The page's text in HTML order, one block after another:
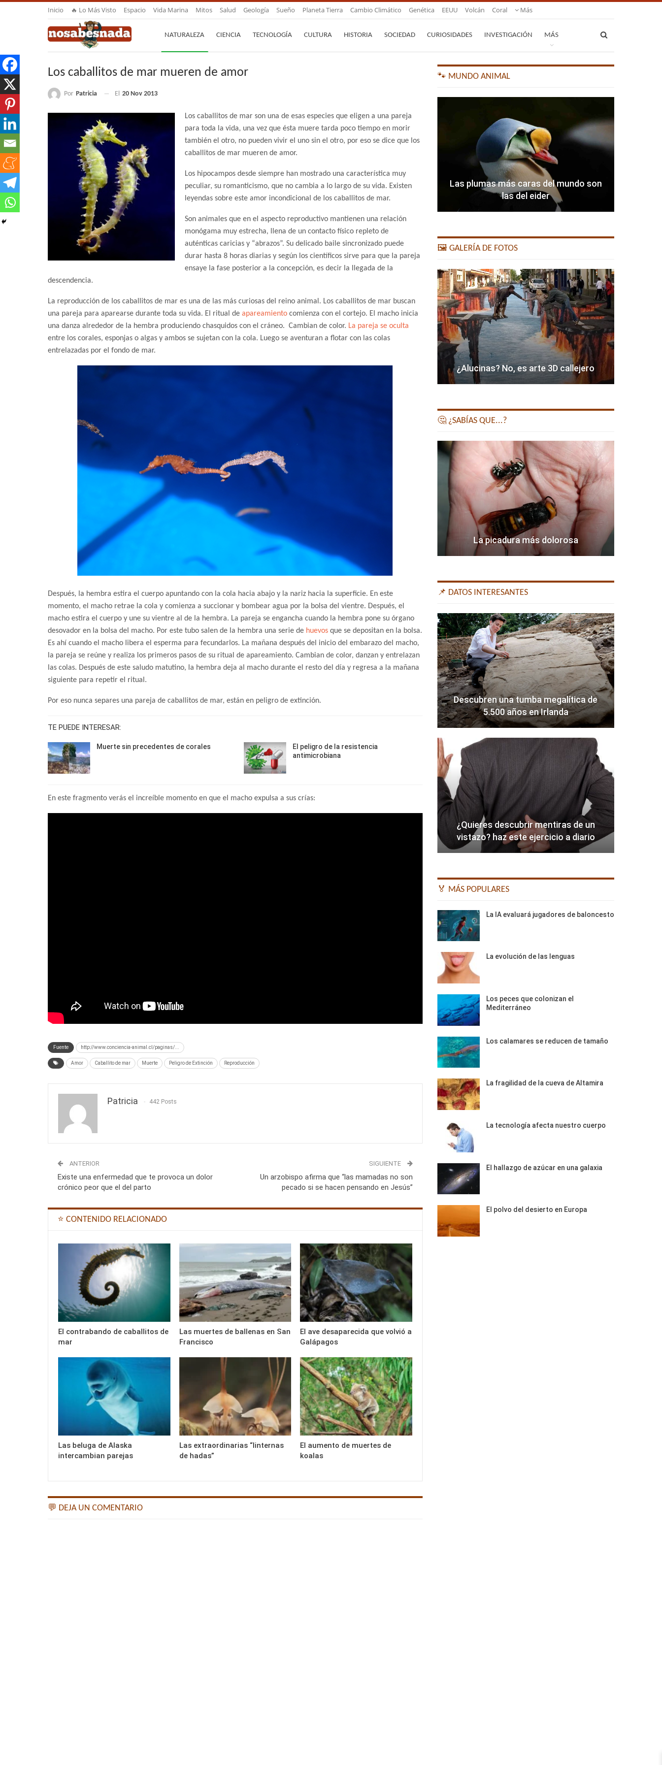
Inicio 🔥 Lo Más Visto Espacio Vida Marina Mitos Salud Geología Sueño Planeta Tierra Cambio Climático Genética EEUU Volcán Coral Más
NATURALEZA CIENCIA TECNOLOGÍA CULTURA HISTORIA SOCIEDAD CURIOSIDADES INVESTIGACIÓN MÁS
Los caballitos de mar mueren de amor
Por Patricia El 20 Nov 2013
Los caballitos de mar son una de esas especies que eligen a una pareja
para toda la vida, una vez que ésta muere tarda poco tiempo en morir
también el otro, no pueden vivir el uno sin el otro, por eso se dice que los
caballitos de mar mueren de amor.
Los hipocampos desde siempre han mostrado una característica muy
peculiar, su romanticismo, que no cambia a lo largo de su vida. Existen
leyendas sobre este amor incondicional de los caballitos de mar.
Son animales que en el aspecto reproductivo mantienen una relación
monógama muy estrecha, llena de un contacto físico repleto de
auténticas caricias y “abrazos”. Su delicado baile sincronizado puede
durar hasta 8 horas diarias y según los científicos sirve para que la pareja
ensaye la fase posterior a la concepción, es decir la llegada de la
descendencia.
La reproducción de los caballitos de mar es una de las más curiosas del reino animal. Los caballitos de mar buscan
una pareja para aparearse durante toda su vida. El ritual de apareamiento comienza con el cortejo. El macho inicia
una danza alrededor de la hembra produciendo chasquidos con el cráneo. Cambian de color. La pareja se oculta
entre los corales, esponjas o algas y ambos se sujetan con la cola. Luego se aventuran a flotar con las colas
entrelazadas por el fondo de mar.
Después, la hembra estira el cuerpo apuntando con la cola hacia abajo y la nariz hacia la superficie. En este
momento, el macho retrae la cola y comienza a succionar y bombear agua por la bolsa del vientre. Después, el
macho estira el cuerpo y une su vientre al de la hembra. La pareja se engancha cuando la hembra pone su órgano
desovador en la bolsa del macho. Por este tubo salen de la hembra una serie de huevos que se depositan en la bolsa.
Es ahí cuando el macho libera el esperma para fecundarlos. La mañana después del inicio del embarazo del macho,
la pareja se reúne y realiza los primeros pasos de su ritual de apareamiento. Cambian de color, danzan y entrelazan
las colas. Después de este saludo matutino, la hembra deja al macho durante el resto del día y regresa a la mañana
siguiente para repetir el ritual.
Por eso nunca separes una pareja de caballitos de mar, están en peligro de extinción.
TE PUEDE INTERESAR:
Muerte sin precedentes de corales
El peligro de la resistencia
antimicrobiana
En este fragmento verás el increíble momento en que el macho expulsa a sus crías:
Fuente http://www.conciencia-animal.cl/paginas/...
Amor Caballito de mar Muerte Peligro de Extinción Reproducción
Patricia 442 Posts
ANTERIOR
Existe una enfermedad que te provoca un dolor
crónico peor que el del parto
SIGUIENTE
Un arzobispo afirma que “las mamadas no son
pecado si se hacen pensando en Jesús”
⭐ CONTENIDO RELACIONADO
El contrabando de caballitos de
mar
Las muertes de ballenas en San
Francisco
El ave desaparecida que volvió a
Galápagos
Las beluga de Alaska
intercambian parejas
Las extraordinarias “linternas
de hadas”
El aumento de muertes de
koalas
💬 DEJA UN COMENTARIO
🐾 MUNDO ANIMAL
Las plumas más caras del mundo son
las del eider
🖼️ GALERÍA DE FOTOS
¿Alucinas? No, es arte 3D callejero
🤔 ¿SABÍAS QUE...?
La picadura más dolorosa
📌 DATOS INTERESANTES
Descubren una tumba megalítica de
5.500 años en Irlanda
¿Quieres descubrir mentiras de un
vistazo? haz este ejercicio a diario
🏅 MÁS POPULARES
La IA evaluará jugadores de baloncesto
La evolución de las lenguas
Los peces que colonizan el
Mediterráneo
Los calamares se reducen de tamaño
La fragilidad de la cueva de Altamira
La tecnología afecta nuestro cuerpo
El hallazgo de azúcar en una galaxia
El polvo del desierto en Europa